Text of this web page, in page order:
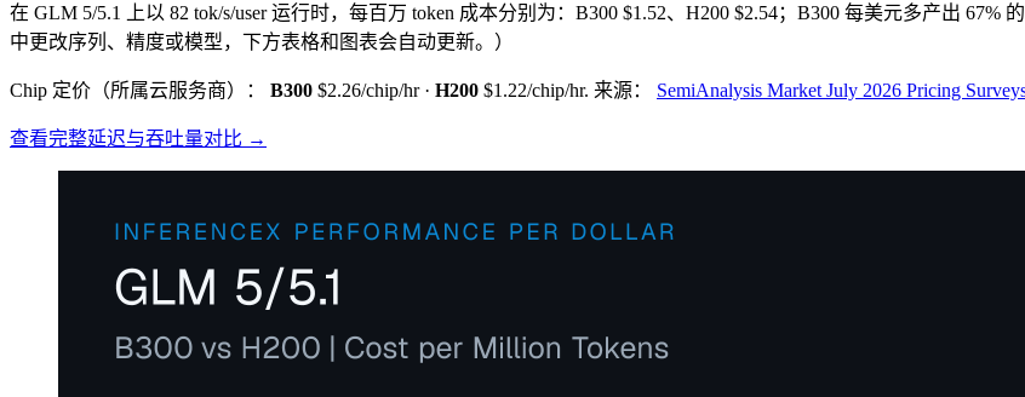
在 GLM 5/5.1 上以 82 tok/s/user 运行时，每百万 token 成本分别为：B300 $1.52、H200 $2.54；B300 每美元多产出 67% 的
中更改序列、精度或模型，下方表格和图表会自动更新。）
Chip 定价（所属云服务商）： B300 $2.26/chip/hr· H200 $1.22/chip/hr. 来源： SemiAnalysis Market July 2026 Pricing
查看完整延迟与吞吐量对比 →